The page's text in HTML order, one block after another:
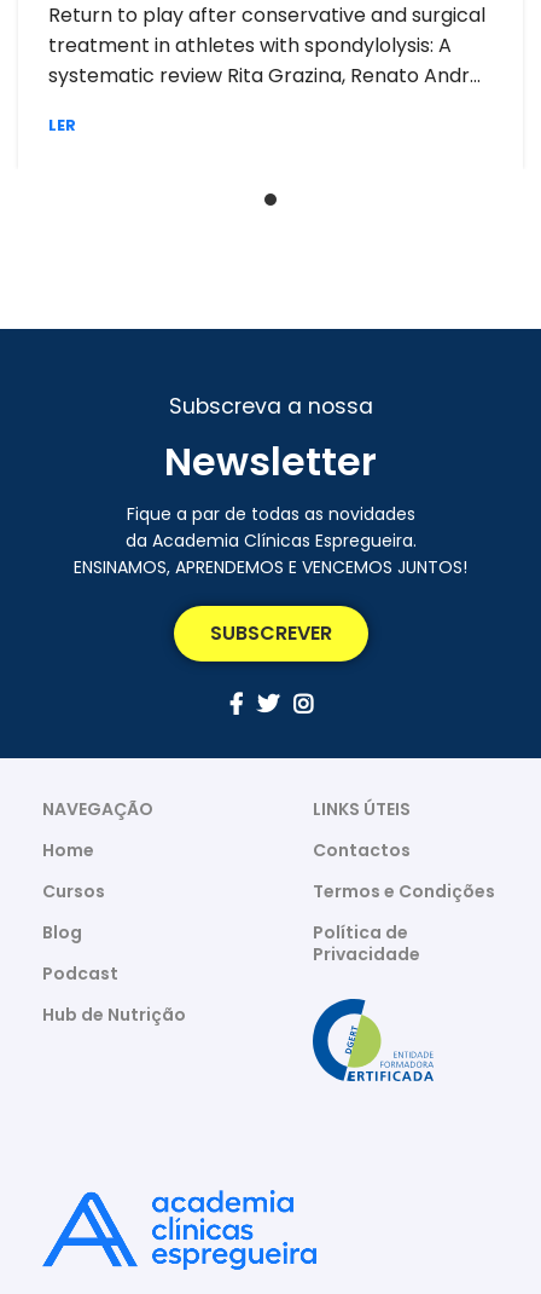
Return to play after conservative and surgical
treatment in athletes with spondylolysis: A
systematic review Rita Grazina, Renato Andr...
LER
NAVEGAÇÃO
Home
Cursos
Blog
Podcast
Hub de Nutrição
LINKS ÚTEIS
Contactos
Termos e Condições
Política de
Privacidade
Subscreva a nossa
Newsletter
Fique a par de todas as novidades
da Academia Clínicas Espregueira.
ENSINAMOS, APRENDEMOS E VENCEMOS JUNTOS!
SUBSCREVER